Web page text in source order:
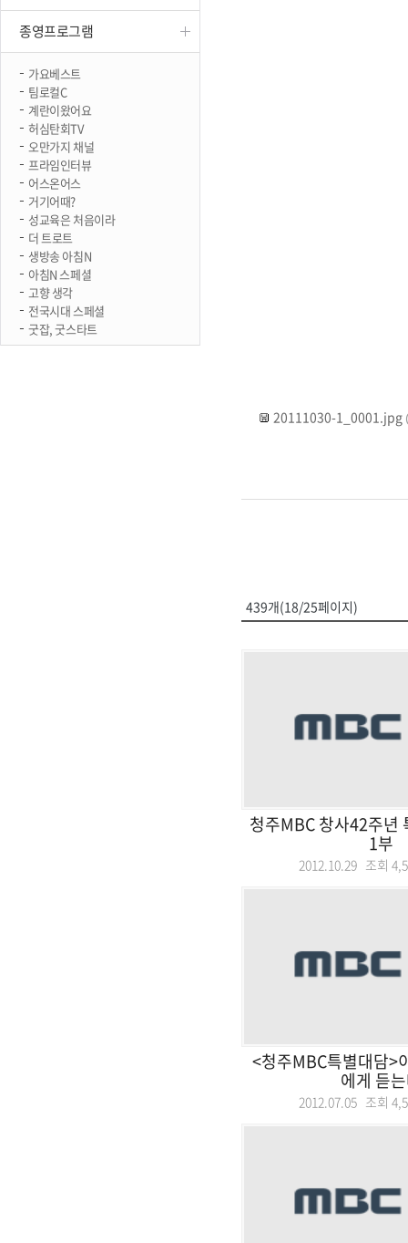
종영프로그램
가요베스트
팀로컬C
계란이왔어요
허심탄회TV
오만가지 채널
프라임인터뷰
어스온어스
거기어때?
성교육은 처음이라
더 트로트
생방송 아침N
아침N 스페셜
고향 생각
전국시대 스페셜
굿잡, 굿스타트
20111030-1_0001.jpg
439개(18/25페이지)
청주MBC 창사42주년
1부
2012.10.29 조회
<청주MBC특별대담>
에게 듣
2012.07.05 조회